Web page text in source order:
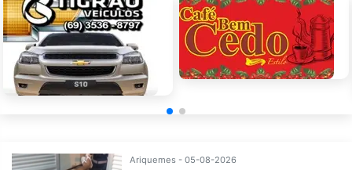
Ariquemes - 05-08-2026